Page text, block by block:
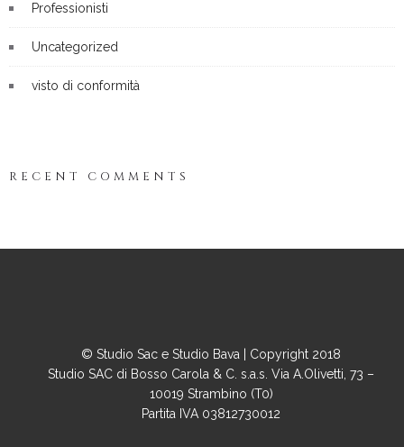
Professionisti
Uncategorized
visto di conformità
RECENT COMMENTS
© Studio Sac e Studio Bava | Copyright 2018
Studio SAC di Bosso Carola & C. s.a.s. Via A.Olivetti, 73 –
10019 Strambino (T0)
Partita IVA 03812730012